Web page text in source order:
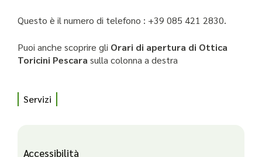
Questo è il numero di telefono : +39 085 421 2830.
Puoi anche scoprire gli Orari di apertura di Ottica
Toricini Pescara sulla colonna a destra
Servizi
Accessibilità